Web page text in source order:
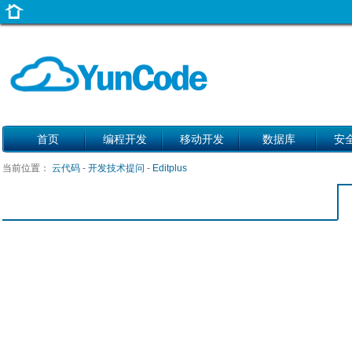
首页 编程开发 移动开发 数据库 安
当前位置： 云代码 - 开发技术提问 - Editplus